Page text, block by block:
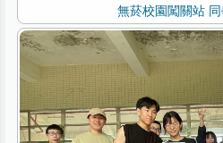
無菸校園闖關站